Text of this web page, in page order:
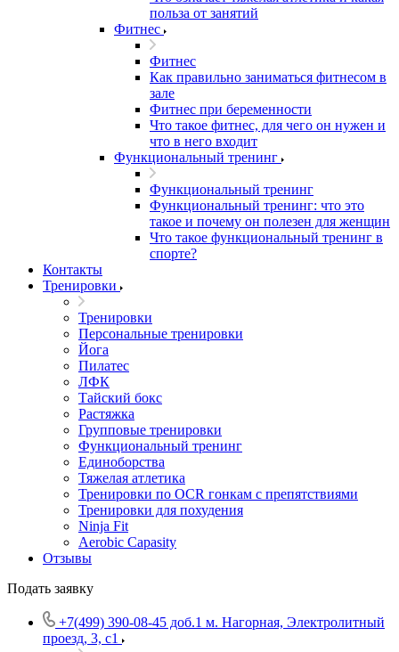
польза от занятий
Фитнес
Фитнес
Как правильно заниматься фитнесом в
зале
Фитнес при беременности
Что такое фитнес, для чего он нужен и
что в него входит
Функциональный тренинг
Функциональный тренинг
Функциональный тренинг: что это
такое и почему он полезен для женщин
Что такое функциональный тренинг в
спорте?
Контакты
Тренировки
Тренировки
Персональные тренировки
Йога
Пилатес
ЛФК
Тайский бокс
Растяжка
Групповые тренировки
Функциональный тренинг
Единоборства
Тяжелая атлетика
Тренировки по OCR гонкам с препятствиями
Тренировки для похудения
Ninja Fit
Aerobic Capasity
Отзывы
Подать заявку
+7(499) 390-08-45 доб.1 м. Нагорная, Электролитный
проезд, 3, с1